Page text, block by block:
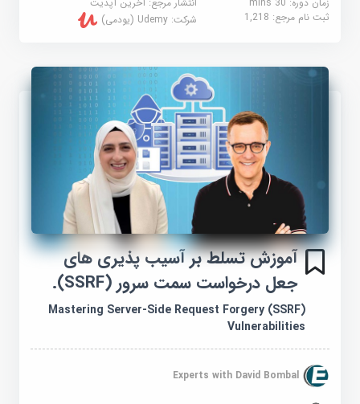
ثبت نام مرجع:1,218 شرکت:Udemy (یودمی)
آموزش تسلط بر آسیب پذیری های
جعل درخواست سمت سرور (SSRF).
Mastering Server-Side Request Forgery (SSRF)
Vulnerabilities